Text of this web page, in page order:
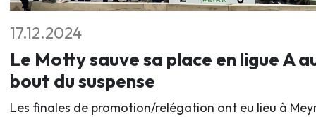
17.12.2024
Le Motty sauve sa place en ligue A
bout du suspense
Les finales de promotion/relégation ont eu lieu à